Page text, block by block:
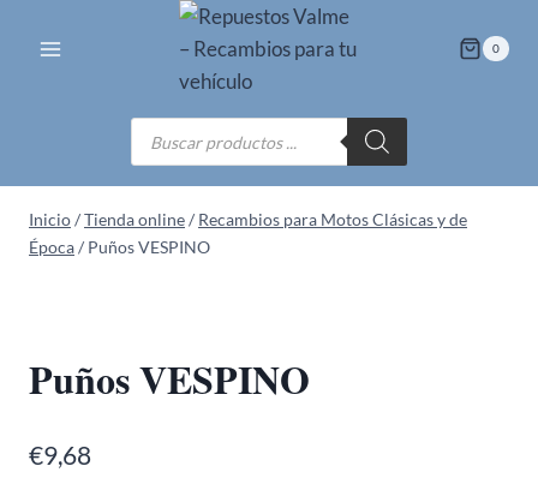
0
Búsqueda
de
productos
Inicio/Tienda online/ Recambios para Motos Clásicas y de
Época/ Puños VESPINO
Puños VESPINO
€9,68